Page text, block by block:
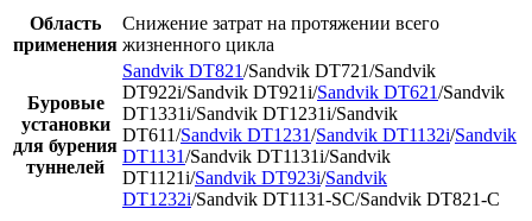
Область
применения
Снижение затрат на протяжении всего
жизненного цикла
Буровые
установки
для бурения
туннелей
Sandvik DT821/Sandvik DT721/Sandvik
DT922i/Sandvik DT921i/Sandvik DT621/Sandvik
DT1331i/Sandvik DT1231i/Sandvik
DT611/Sandvik DT1231/Sandvik DT1132i/Sandvik
DT1131/Sandvik DT1131i/Sandvik
DT1121i/Sandvik DT923i/Sandvik
DT1232i/Sandvik DT1131-SC/Sandvik DT821-C